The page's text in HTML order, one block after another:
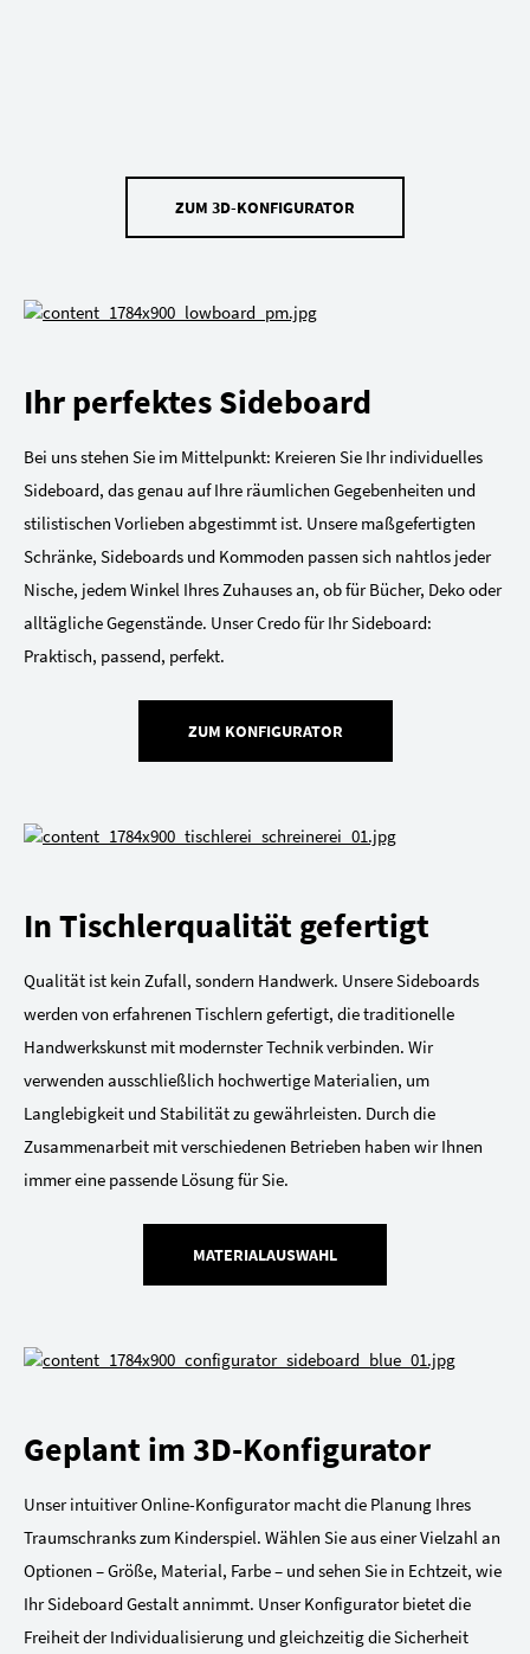
ZUM 3D-KONFIGURATOR
Ihr perfektes Sideboard
Bei uns stehen Sie im Mittelpunkt: Kreieren Sie Ihr individuelles
Sideboard, das genau auf Ihre räumlichen Gegebenheiten und
stilistischen Vorlieben abgestimmt ist. Unsere maßgefertigten
Schränke, Sideboards und Kommoden passen sich nahtlos jeder
Nische, jedem Winkel Ihres Zuhauses an, ob für Bücher, Deko oder
alltägliche Gegenstände. Unser Credo für Ihr Sideboard:
Praktisch, passend, perfekt.
ZUM KONFIGURATOR
In Tischlerqualität gefertigt
Qualität ist kein Zufall, sondern Handwerk. Unsere Sideboards
werden von erfahrenen Tischlern gefertigt, die traditionelle
Handwerkskunst mit modernster Technik verbinden. Wir
verwenden ausschließlich hochwertige Materialien, um
Langlebigkeit und Stabilität zu gewährleisten. Durch die
Zusammenarbeit mit verschiedenen Betrieben haben wir Ihnen
immer eine passende Lösung für Sie.
MATERIALAUSWAHL
Geplant im 3D-Konfigurator
Unser intuitiver Online-Konfigurator macht die Planung Ihres
Traumschranks zum Kinderspiel. Wählen Sie aus einer Vielzahl an
Optionen – Größe, Material, Farbe – und sehen Sie in Echtzeit, wie
Ihr Sideboard Gestalt annimmt. Unser Konfigurator bietet die
Freiheit der Individualisierung und gleichzeitig die Sicherheit